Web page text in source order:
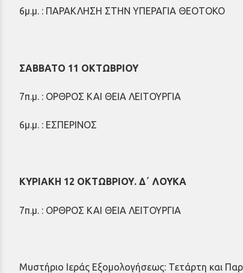
6μ.μ. : ΠΑΡΑΚΛΗΣΗ ΣΤΗΝ ΥΠΕΡΑΓΙΑ ΘΕΟΤΟΚΟ
ΣΑΒΒΑΤΟ 11 ΟΚΤΩΒΡΙΟΥ
7π.μ. : ΟΡΘΡΟΣ ΚΑΙ ΘΕΙΑ ΛΕΙΤΟΥΡΓΙΑ
6μ.μ. : EΣΠΕΡΙΝΟΣ
ΚΥΡΙΑΚΗ 12 ΟΚΤΩΒΡΙΟΥ. Δ΄ ΛΟΥΚΑ
7π.μ. : ΟΡΘΡΟΣ ΚΑΙ ΘΕΙΑ ΛΕΙΤΟΥΡΓΙΑ
Μυστήριο Ιεράς Εξομολογήσεως: Τετάρτη και